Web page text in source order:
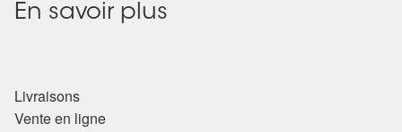
En savoir plus
Livraisons
Vente en ligne